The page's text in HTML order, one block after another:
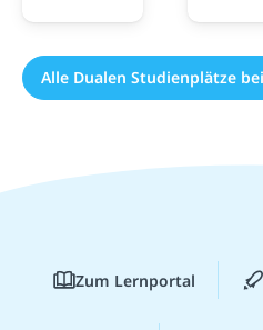
Zum Lernportal